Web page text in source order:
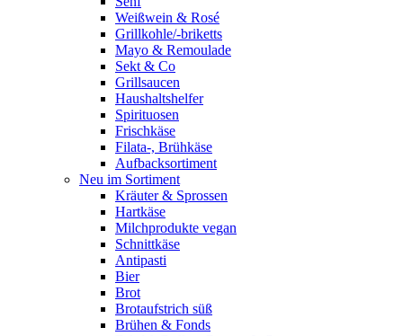
Weißwein & Rosé
Grillkohle/-briketts
Mayo & Remoulade
Sekt & Co
Grillsaucen
Haushaltshelfer
Spirituosen
Frischkäse
Filata-, Brühkäse
Aufbacksortiment
Neu im Sortiment
Kräuter & Sprossen
Hartkäse
Milchprodukte vegan
Schnittkäse
Antipasti
Bier
Brot
Brotaufstrich süß
Brühen & Fonds